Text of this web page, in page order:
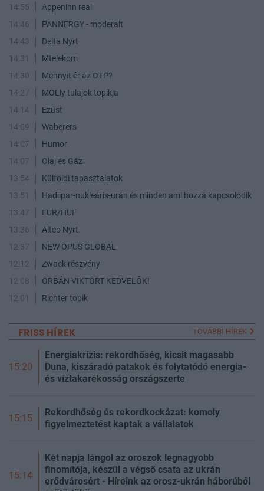
14:55
Appeninn real
14:46
PANNERGY - moderalt
14:43
Delta Nyrt
14:31
Mtelekom
14:30
Mennyit ér az OTP?
14:27
MOLly tulajok topikja
14:14
Ezüst
14:09
Waberers
14:07
Humor
14:07
Olaj és Gáz
13:54
Külföldi tapasztalatok
13:51
Hadiipar-nukleáris-urán és minden ami hozzá kapcsolódik
13:47
EUR/HUF
13:36
Alteo Nyrt.
12:37
NEW OPUS GLOBAL
12:12
Zwack részvény
12:08
ORBÁN VIKTORT KEDVELŐK!
12:01
Richter topik
FRISS HÍREK TOVÁBBI HÍREK
15:20
Energiakrízis: rekordhőség, kicsit magasabb
Duna, kiszáradó patakok és folytatódó energia-
és víztakarékosság országszerte
15:15
Rekordhőség és rekordkockázat: komoly
figyelmeztetést kaptak a vállalatok
15:14
Két napja lángol az oroszok legnagyobb
finomítója, készül a végső csata az ukrán
erődvárosért - Híreink az orosz-ukrán háborúból